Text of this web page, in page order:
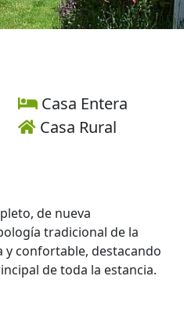
Casa Entera
Casa Rural
de nueva
tradicional de la
y confortable, destacando
de toda la estancia.